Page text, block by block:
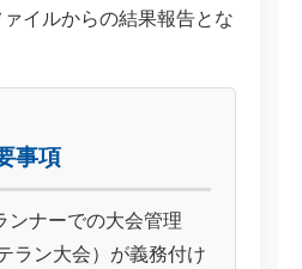
イルからの結果報告とな
事項
ンナーでの大会管理
ラン大会）が義務付け